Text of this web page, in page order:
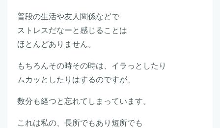
普段の生活や友人関係などで
ストレスだなーと感じることは
ほとんどありません。
もちろんその時その時は、イラっとしたり
ムカッとしたりはするのですが、
数分も経つと忘れてしまっています。
これは私の、長所でもあり短所でも